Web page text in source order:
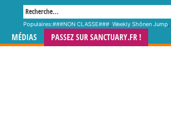
Populaires:###NON CLASSE###, Weekly Shônen Jump,
MÉDIAS PASSEZ SUR SANCTUARY.FR !